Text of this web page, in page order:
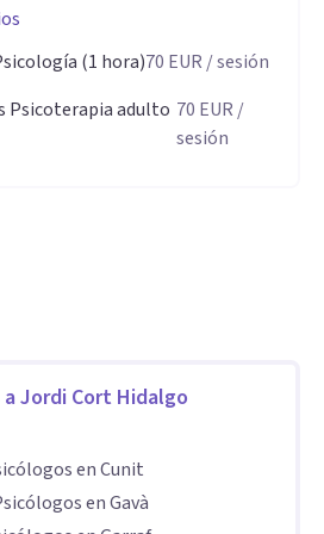
especializados en Psicología
y Psicoanálisis.
Psicoanalítica: Nuestro
terapéutico para
complejos, lo que te
del pasado y avanzar hacia el
(1 hora)70 EUR / sesión
Psicoterapia adulto 70 EUR /
sesión
Jordi Cort Hidalgo
en Cunit
en Gavà